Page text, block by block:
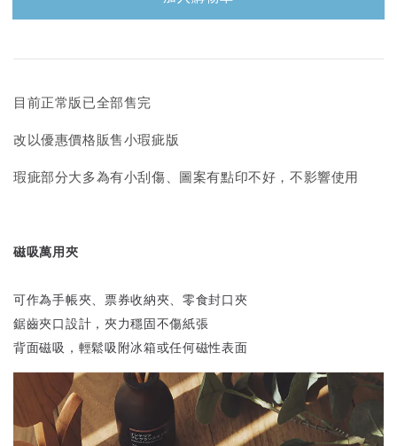
目前正常版已全部售完
改以優惠價格販售小瑕疵版
瑕疵部分大多為有小刮傷、圖案有點印不好，不影響使用
磁吸萬用夾
可作為手帳夾、票券收納夾、零食封口夾
鋸齒夾口設計，夾力穩固不傷紙張
背面磁吸，輕鬆吸附冰箱或任何磁性表面